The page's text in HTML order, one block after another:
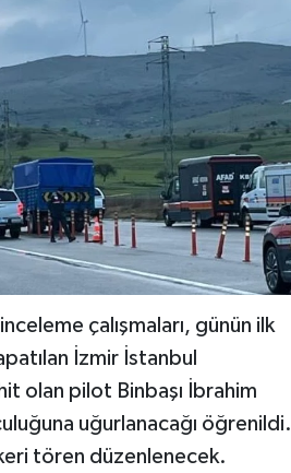
çalışmaları, günün ilk
İzmir İstanbul
olan pilot Binbaşı İbrahim
uğurlanacağı öğrenildi.
tören düzenlenecek.